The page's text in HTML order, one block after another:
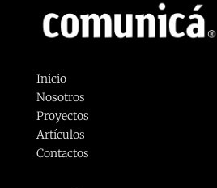
Inicio
Nosotros
Proyectos
Artículos
Contactos